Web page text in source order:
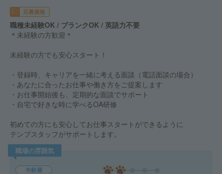
応募資格
職種未経験OK / ブランクOK / 英語力不要
＊未経験の方歓迎＊
未経験の方でも安心スタート！
・登録時、キャリアを一緒に考える面談（電話面談の場合）
・あなたに合ったお仕事や働き方をご提案します
・お仕事開始後も、定期的な面談でサポート
・自宅で好きな時に学べるOA研修
初めての方にも安心してお仕事スタートができるように
テンプスタッフがサポートします。
職場の雰囲気
年齢層